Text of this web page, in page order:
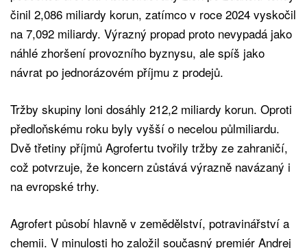
činil 2,086 miliardy korun, zatímco v roce 2024 vyskočil
na 7,092 miliardy. Výrazný propad proto nevypadá jako
náhlé zhoršení provozního byznysu, ale spíš jako
návrat po jednorázovém příjmu z prodejů.
Tržby skupiny loni dosáhly 212,2 miliardy korun. Oproti
předloňskému roku byly vyšší o necelou půlmiliardu.
Dvě třetiny příjmů Agrofertu tvořily tržby ze zahraničí,
což potvrzuje, že koncern zůstává výrazně navázaný i
na evropské trhy.
Agrofert působí hlavně v zemědělství, potravinářství a
chemii. V minulosti ho založil současný premiér Andrej